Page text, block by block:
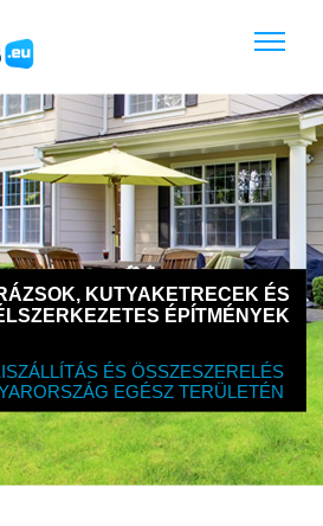
KUTYAKETRECEK ÉS
ÉPÍTMÉNYEK
ÉS ÖSSZESZERELÉS
EGÉSZ TERÜLETÉN